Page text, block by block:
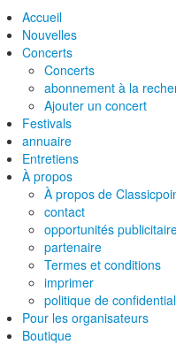
Accueil
Nouvelles
Concerts
Concerts
abonnement à la
Ajouter un concert
Festivals
annuaire
Entretiens
À propos
À propos de
contact
opportunités
partenaire
Termes et conditions
imprimer
politique de
Pour les organisateurs
Boutique